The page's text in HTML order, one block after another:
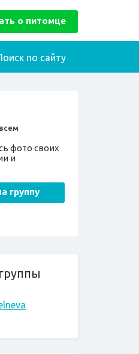
о питомце
по сайту
всем
фото своих
и
группу